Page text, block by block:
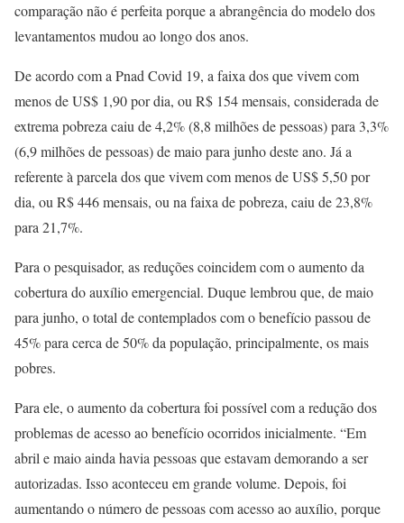
comparação não é perfeita porque a abrangência do modelo dos
levantamentos mudou ao longo dos anos.
De acordo com a Pnad Covid 19, a faixa dos que vivem com
menos de US$ 1,90 por dia, ou R$ 154 mensais, considerada de
extrema pobreza caiu de 4,2% (8,8 milhões de pessoas) para 3,3%
(6,9 milhões de pessoas) de maio para junho deste ano. Já a
referente à parcela dos que vivem com menos de US$ 5,50 por
dia, ou R$ 446 mensais, ou na faixa de pobreza, caiu de 23,8%
para 21,7%.
Para o pesquisador, as reduções coincidem com o aumento da
cobertura do auxílio emergencial. Duque lembrou que, de maio
para junho, o total de contemplados com o benefício passou de
45% para cerca de 50% da população, principalmente, os mais
pobres.
Para ele, o aumento da cobertura foi possível com a redução dos
problemas de acesso ao benefício ocorridos inicialmente. “Em
abril e maio ainda havia pessoas que estavam demorando a ser
autorizadas. Isso aconteceu em grande volume. Depois, foi
aumentando o número de pessoas com acesso ao auxílio, porque